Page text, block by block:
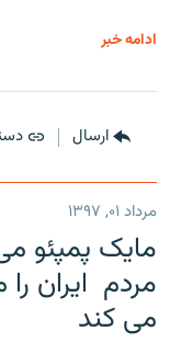
ادامه خبر
ارسال
مرداد ۰۱, ۱۳۹۷
مایک پمپئو
مردم ایران
می کند